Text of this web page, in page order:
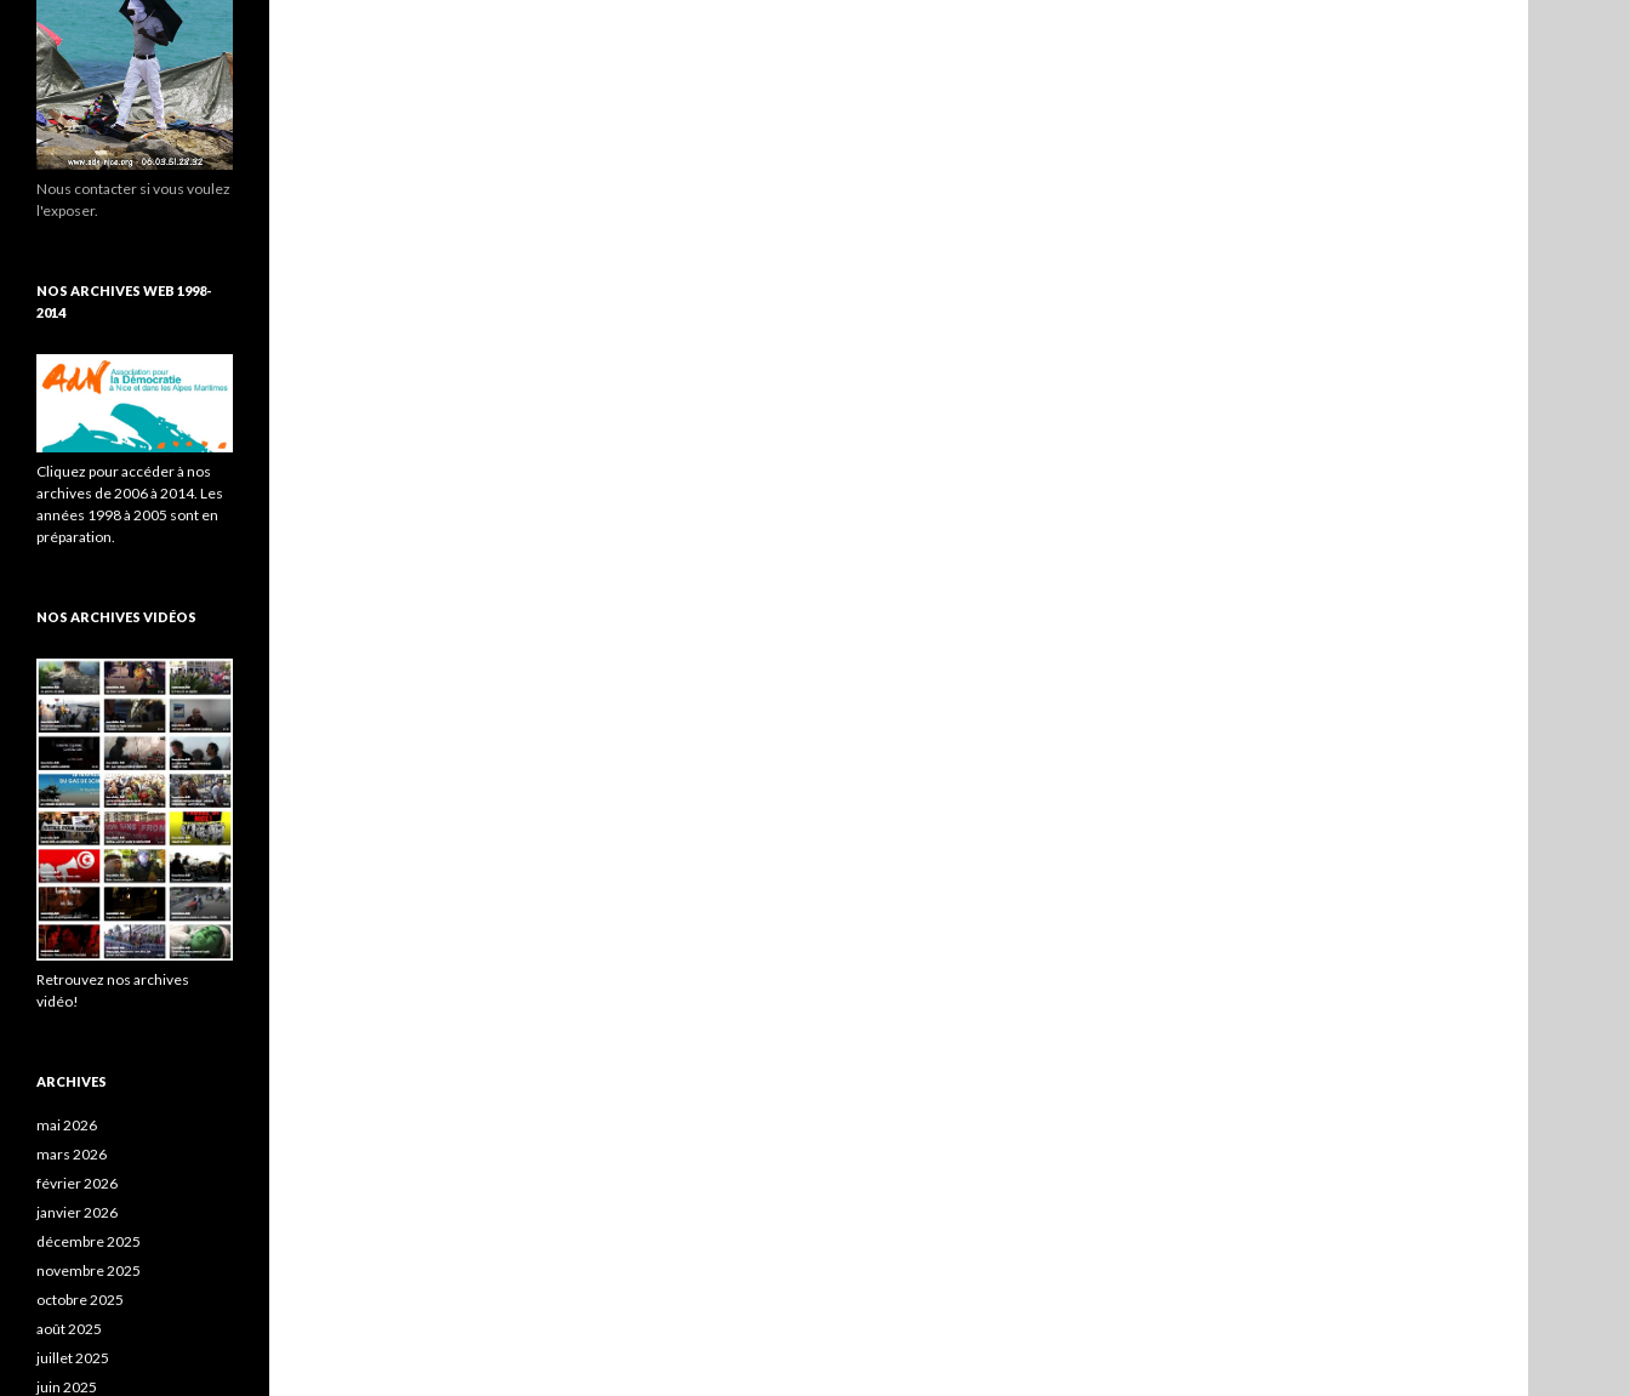
Nous contacter si vous voulez
l'exposer.
NOS ARCHIVES WEB 1998-
2014
Cliquez pour accéder à nos
archives de 2006 à 2014. Les
années 1998 à 2005 sont en
préparation.
NOS ARCHIVES VIDÉOS
Retrouvez nos archives
vidéo!
ARCHIVES
mai 2026
mars 2026
février 2026
janvier 2026
décembre 2025
novembre 2025
octobre 2025
août 2025
juillet 2025
juin 2025